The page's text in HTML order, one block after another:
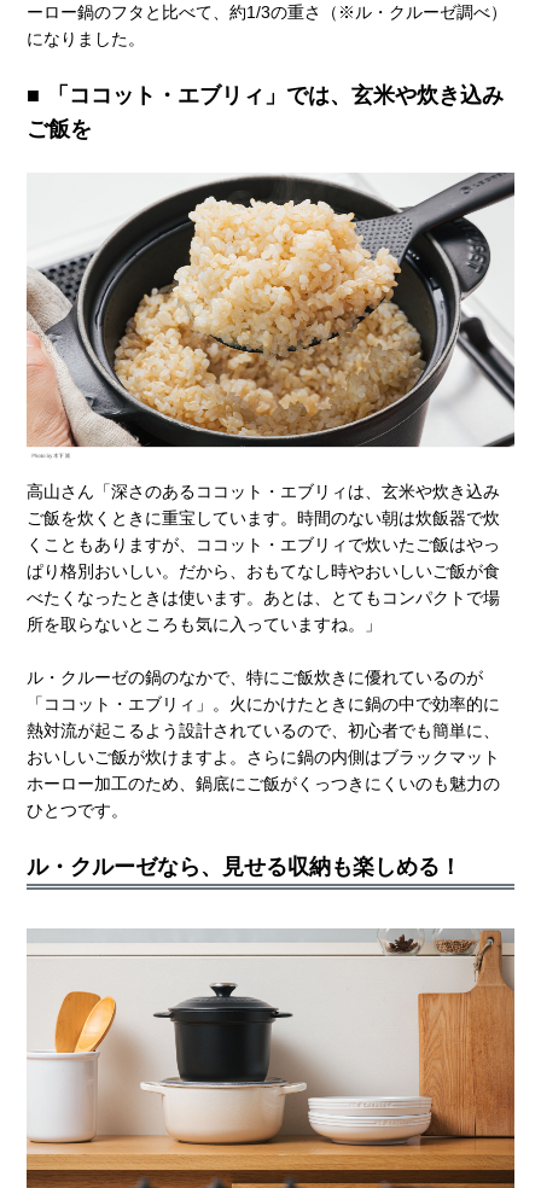
ーロー鍋のフタと比べて、約1/3の重さ（※ル・クルーゼ調べ）
になりました。
「ココット・エブリィ」では、玄米や炊き込み
ご飯を
高山さん「深さのあるココット・エブリィは、玄米や炊き込み
ご飯を炊くときに重宝しています。時間のない朝は炊飯器で炊
くこともありますが、ココット・エブリィで炊いたご飯はやっ
ぱり格別おいしい。だから、おもてなし時やおいしいご飯が食
べたくなったときは使います。あとは、とてもコンパクトで場
所を取らないところも気に入っていますね。」
ル・クルーゼの鍋のなかで、特にご飯炊きに優れているのが
「ココット・エブリィ」。火にかけたときに鍋の中で効率的に
熱対流が起こるよう設計されているので、初心者でも簡単に、
おいしいご飯が炊けますよ。さらに鍋の内側はブラックマット
ホーロー加工のため、鍋底にご飯がくっつきにくいのも魅力の
ひとつです。
ル・クルーゼなら、見せる収納も楽しめる！